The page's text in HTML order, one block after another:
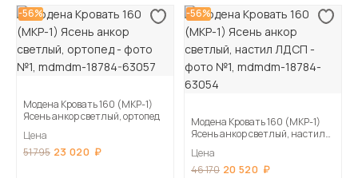
-56%
Модена Кровать 160 (МКР-1)
Ясень анкор светлый, ортопед
Цена
51 795 23 020
-56%
Модена Кровать 160 (МКР-1)
Ясень анкор светлый, настил
Цена
46 170 20 520